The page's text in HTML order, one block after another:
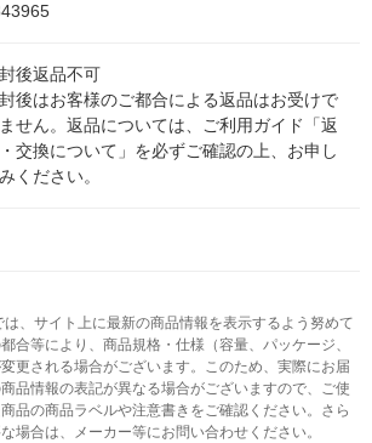
後返品不可
後はお客様のご都合による返品はお受けで
せん。返品については、ご利用ガイド「返
交換について」を必ずご確認の上、お申し
ください。
、サイト上に最新の商品情報を表示するよう努めて
合等により、商品規格・仕様（容量、パッケージ、
更される場合がございます。このため、実際にお届
品情報の表記が異なる場合がございますので、ご使
品の商品ラベルや注意書きをご確認ください。さら
場合は、メーカー等にお問い合わせください。